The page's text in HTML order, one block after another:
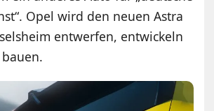
Opel wird den neuen Astra
entwerfen, entwickeln